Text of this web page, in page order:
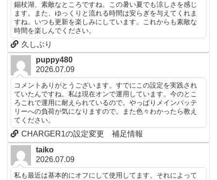
錫杖湖、素敵なところですね。この暑い夏でも涼しさを感じ
ます。また、ゆっくりと流れる時間は安らぎを与えてくれま
すね。いつも更新を楽しみにしています。これからも素敵な
時間を楽しんでください。
久しぶり
puppy480
2026.07.09
コメントありがとうございます。すでにこの設定を実践され
ていたんですね。私は現在オンで運用しています。今のとこ
ろこれで運用に耐えられているので。やっぱりメインバッテ
リーへの負荷が気になりますので。また色々わかったら教え
てください。
CHARGER1の設定変更 補足情報
taiko
2026.07.09
私も最近は基本的にオフにして使用してます。それによって